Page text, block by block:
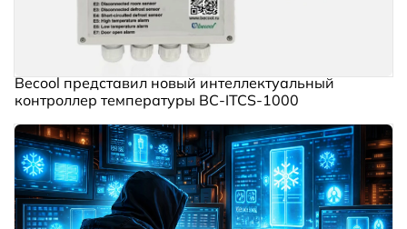
Becool представил новый интеллектуальный
контроллер температуры BC‑ITCS‑1000